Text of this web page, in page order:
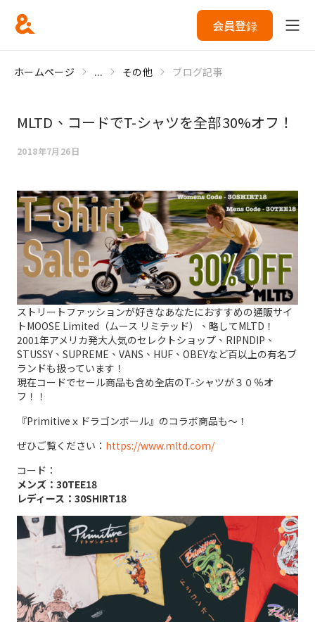
会員登録
ホームページ ... その他 ブログ記事
MLTD、コードでT-シャツを全部30%オフ！
2018年7月26日
ストリートファッションが好きなあなたにおすすめの通販サイ
トMOOSE Limited（ムース リミテッド）、略してMLTD！
2001年アメリカ発大人気のセレクトショップ、RIPNDIP、
STUSSY、SUPREME、VANS、HUF、OBEYなど百以上の有名ブ
ランドも扱っています！
現在コードでセール商品も含め全店のT-シャツが３０％オ
フ！！
『Primitiveｘドラゴンボール』のコラボ商品も～！
ぜひご覧ください： https://www.mltd.com/
コード：
メンズ：30TEE18
レディース：30SHIRT18